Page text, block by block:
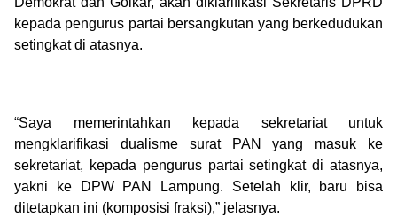
kepada pengurus partai bersangkutan yang berkedudukan
setingkat di atasnya.
“Saya memerintahkan kepada sekretariat untuk
mengklarifikasi dualisme surat PAN yang masuk ke
sekretariat, kepada pengurus partai setingkat di atasnya,
yakni ke DPW PAN Lampung. Setelah klir, baru bisa
ditetapkan ini (komposisi fraksi),” jelasnya.